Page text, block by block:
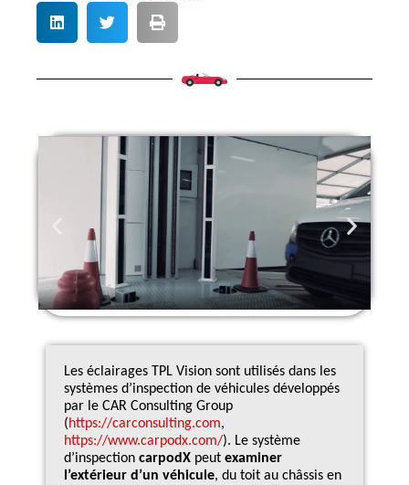
Les éclairages TPL Vision sont utilisés dans les
systèmes d’inspection de véhicules développés
par le CAR Consulting Group
(https://carconsulting.com,
https://www.carpodx.com/). Le système
d’inspection carpodX peut examiner
l’extérieur d’un véhicule, du toit au châssis en